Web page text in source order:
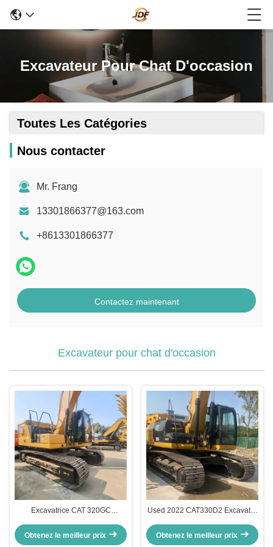
Excavateur Pour Chat D'occasion
Toutes Les Catégories
Nous contacter
Mr. Frang
13301866377@163.com
+8613301866377
Contactez maintenant
Excavateur pour chat d'occasion
Excavatrice CAT 320GC
Excavatrice à chenilles
d'occasion de haute qualité pour
Obtenez le meilleur prix
Used 2022 CAT330D2 Excavator
Obtenez le meilleur prix